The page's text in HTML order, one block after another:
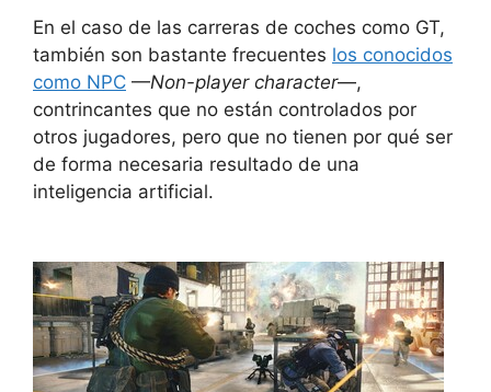
En el caso de las carreras de coches como GT,
también son bastante frecuentes los conocidos
como NPC —Non-player character—,
contrincantes que no están controlados por
otros jugadores, pero que no tienen por qué ser
de forma necesaria resultado de una
inteligencia artificial.